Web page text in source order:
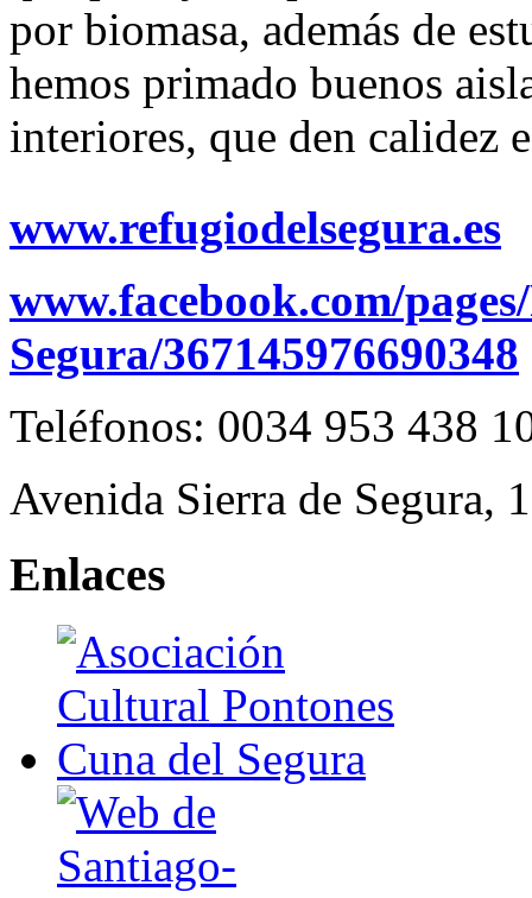
por biomasa, además de
hemos primado buenos
interiores, que den calidez
www.refugiodelsegura.es
www.facebook.com/
Segura/367145976690348
Teléfonos: 0034 953 438
Avenida Sierra de Segura,
Enlaces